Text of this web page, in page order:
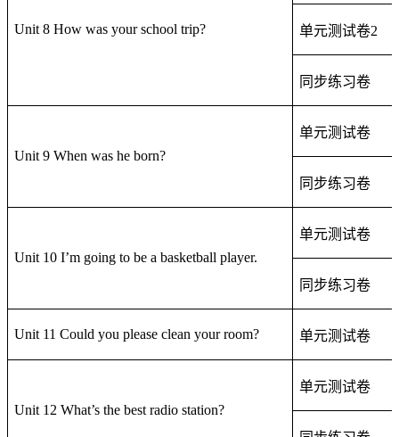
Unit 8 How was your school trip? 单元测试卷2
同步练习卷
Unit 9 When was he born?
单元测试卷
同步练习卷
Unit 10 I’m going to be a basketball player.
单元测试卷
同步练习卷
Unit 11 Could you please clean your room? 单元测试卷
Unit 12 What’s the best radio station?
单元测试卷